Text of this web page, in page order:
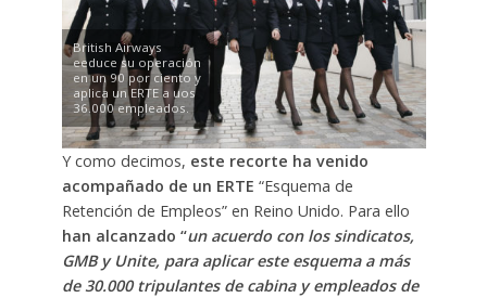
British Airways
eeduce su operación
en un 90 por ciento y
aplica un ERTE a uos
36.000 empleados.
Y como decimos, este recorte ha venido
acompañado de un ERTE “Esquema de
Retención de Empleos” en Reino Unido. Para ello
han alcanzado “un acuerdo con los sindicatos,
GMB y Unite, para aplicar este esquema a más
de 30.000 tripulantes de cabina y empleados de